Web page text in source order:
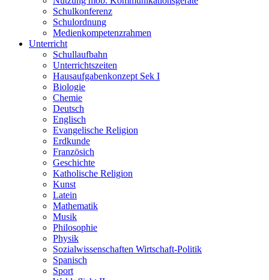
Schulkonferenz
Schulordnung
Medienkompetenzrahmen
Unterricht
Schullaufbahn
Unterrichtszeiten
Hausaufgabenkonzept Sek I
Biologie
Chemie
Deutsch
Englisch
Evangelische Religion
Erdkunde
Französich
Geschichte
Katholische Religion
Kunst
Latein
Mathematik
Musik
Philosophie
Physik
Sozialwissenschaften Wirtschaft-Politik
Spanisch
Sport